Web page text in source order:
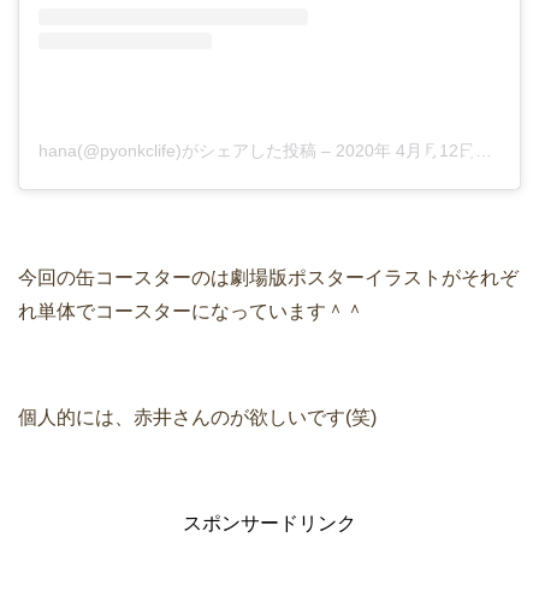
hana(@pyonkclife)がシェアした投稿 – 2020年 4月月12日午後8時13分PDT
今回の缶コースターのは劇場版ポスターイラストがそれぞ
れ単体でコースターになっています＾＾
個人的には、赤井さんのが欲しいです(笑)
スポンサードリンク